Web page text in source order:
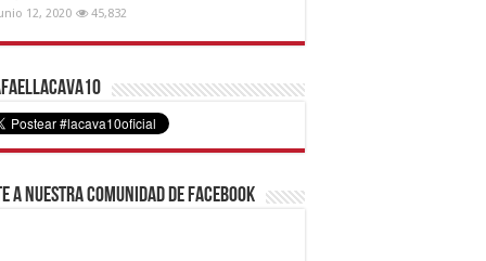
12, 2020 45,832
a nuestra comunidad de Facebook